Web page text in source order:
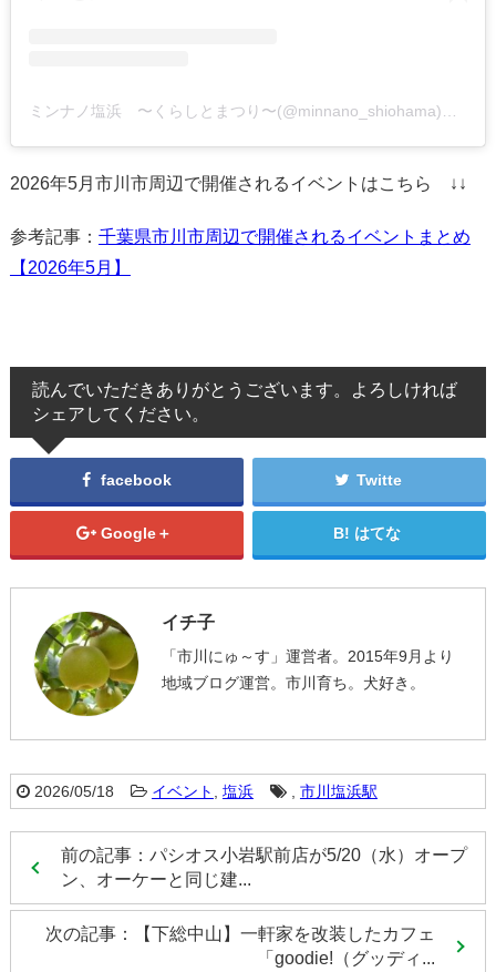
2026年5月市川市周辺で開催されるイベントはこちら ↓↓
参考記事： 千葉県市川市周辺で開催されるイベントまとめ
【2026年5月】
読んでいただきありがとうございます。よろしければ
シェアしてください。
facebook Twitte
Google＋ はてな
イチ子
「市川にゅ～す」運営者。2015年9月より
地域ブログ運営。市川育ち。犬好き。
2026/05/18 イベント 塩浜 , 市川塩浜駅
前の記事：パシオス小岩駅前店が5/20（水）オープ
ン、オーケーと同じ建...
次の記事：【下総中山】一軒家を改装したカフェ
「goodie!（グッディ...